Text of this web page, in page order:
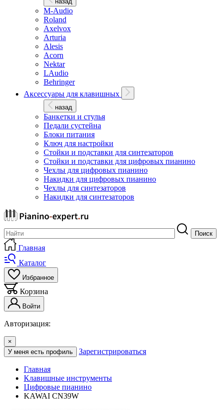
M-Audio
Roland
Axelvox
Arturia
Alesis
Acorn
Nektar
LAudio
Behringer
Аксессуары для клавишных
назад
Банкетки и стулья
Педали сустейна
Блоки питания
Ключ для настройки
Стойки и подставки для синтезаторов
Стойки и подставки для цифровых пианино
Чехлы для цифровых пианино
Накидки для цифровых пианино
Чехлы для синтезаторов
Накидки для синтезаторов
Поиск
Главная
Каталог
Избранное
Корзина
Войти
Авторизация:
×
У меня есть профиль
Зарегистрироваться
Главная
Клавишные инструменты
Цифровые пианино
KAWAI CN39W